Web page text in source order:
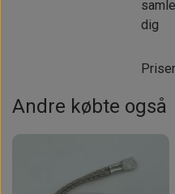
dig
Andre købte også